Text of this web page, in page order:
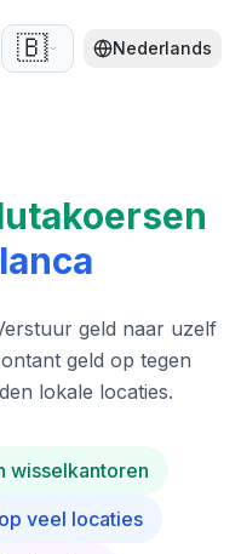
🇧🇪 Nederlands
geld naar uzelf
geld op tegen
lokale locaties.
wisselkantoren
veel locaties